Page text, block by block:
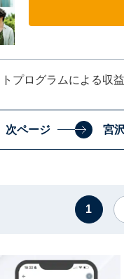
プログラムによる収
次ページ 宮
1